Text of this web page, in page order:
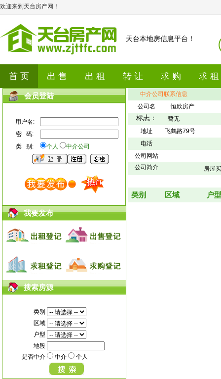
欢迎来到天台房产网！
天台本地房信息平台！
首 页 出 售 出 租 转 让 求 购 求 租
会员登陆
用户名:
密 码:
类 别:
个人 中介公司
我要发布
搜索房源
类别
区域
户型
地段
是否中介
中介 个人
中介公司联系信息
公司名
恒欣房产
标志：
暂无
地址
飞鹤路79号
电话
公司网站
公司简介
房屋
类别 区域 户型